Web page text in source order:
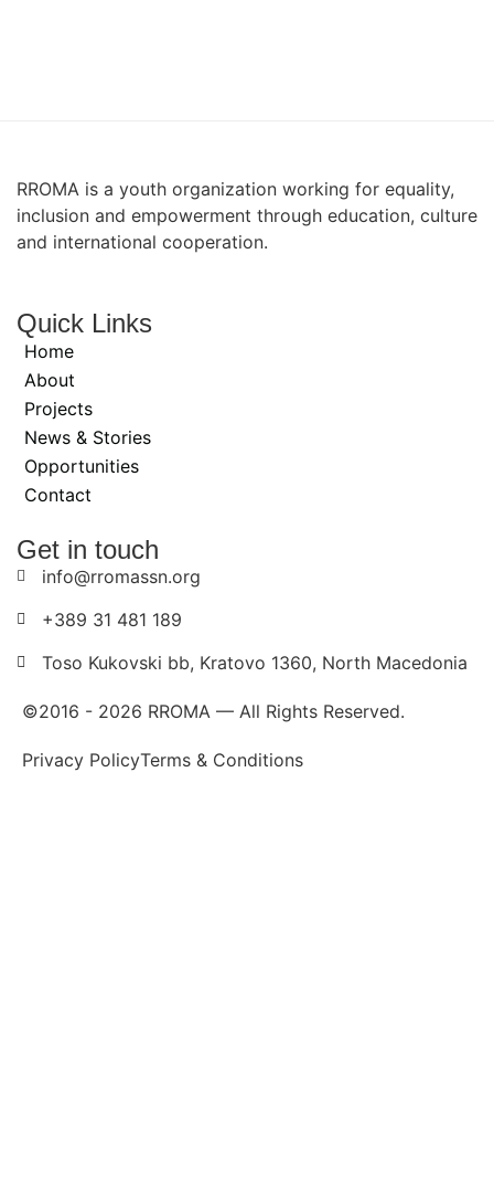
RROMA is a youth organization working for equality,
inclusion and empowerment through education, culture
and international cooperation.
Quick Links
Home
About
Projects
News & Stories
Opportunities
Contact
Get in touch
info@rromassn.org
+389 31 481 189
Toso Kukovski bb, Kratovo 1360, North Macedonia
©2016 - 2026 RROMA — All Rights Reserved.
Privacy PolicyTerms & Conditions